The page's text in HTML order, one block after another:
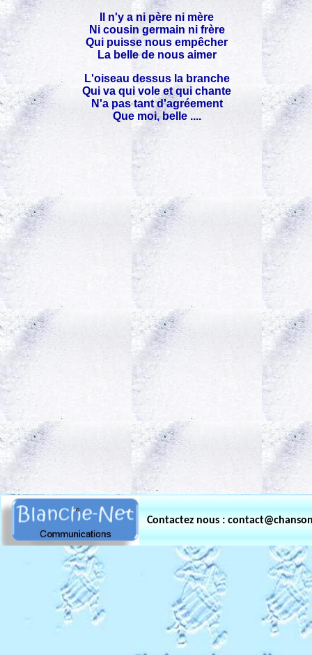
Il n'y a ni père ni mère
Ni cousin germain ni frère
Qui puisse nous empêcher
La belle de nous aimer
L'oiseau dessus la branche
Qui va qui vole et qui chante
N'a pas tant d'agréement
Que moi, belle ....
Contactez nous :